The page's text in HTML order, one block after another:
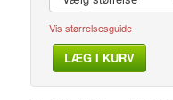
Vis størrelsesguide
LÆG I KURV